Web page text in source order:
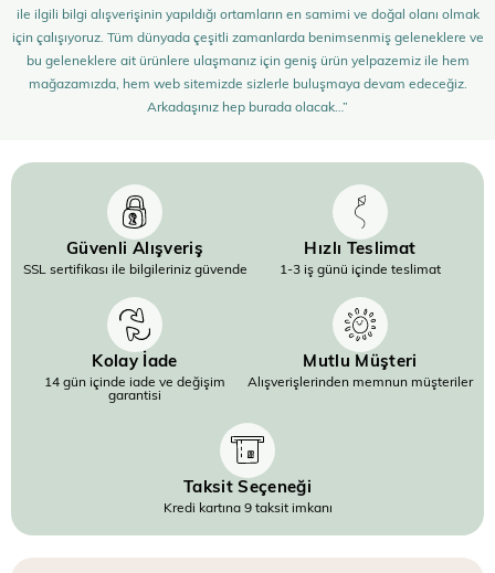
ile ilgili bilgi alışverişinin yapıldığı ortamların en samimi ve doğal olanı olmak
için çalışıyoruz. Tüm dünyada çeşitli zamanlarda benimsenmiş geleneklere ve
bu geleneklere ait ürünlere ulaşmanız için geniş ürün yelpazemiz ile hem
mağazamızda, hem web sitemizde sizlerle buluşmaya devam edeceğiz.
Arkadaşınız hep burada olacak…”
Güvenli Alışveriş
SSL sertifikası ile bilgileriniz güvende
Hızlı Teslimat
1-3 iş günü içinde teslimat
Kolay İade
14 gün içinde iade ve değişim
garantisi
Mutlu Müşteri
Alışverişlerinden memnun müşteriler
Taksit Seçeneği
Kredi kartına 9 taksit imkanı